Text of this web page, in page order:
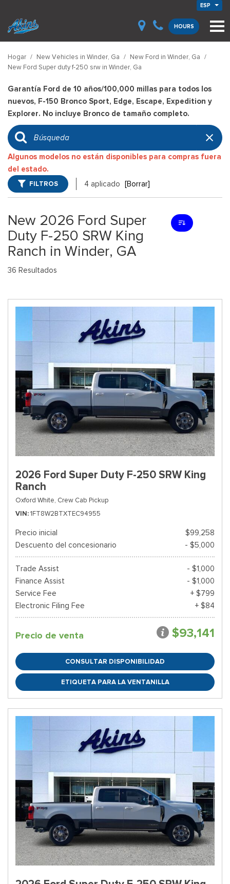
ESP
HOURS
Hogar / New Vehicles in Winder, Ga / New Ford in Winder, Ga /
New Ford Super duty f-250 srw in Winder, Ga
Garantía Ford de 10 años/100,000 millas para todos los
nuevos, F-150 Bronco Sport, Edge, Escape, Expedition y
Explorer. No incluye Bronco de tamaño completo.
Algunos modelos no están disponibles para compras fuera
del estado.
FILTROS 4 aplicado [Borrar]
New 2026 Ford Super
Duty F-250 SRW King
Ranch in Winder, GA
36 Resultados
2026 Ford Super Duty F-250 SRW King
Ranch
Oxford White, Crew Cab Pickup
VIN 1FT8W2BTXTEC94955
Precio inicial
$99,258
Descuento del concesionario
- $5,000
Trade Assist
- $1,000
Finance Assist
- $1,000
Service Fee
+ $799
Electronic Filing Fee
+ $84
Precio de venta $93,141
CONSULTAR DISPONIBILIDAD
ETIQUETA PARA LA VENTANILLA